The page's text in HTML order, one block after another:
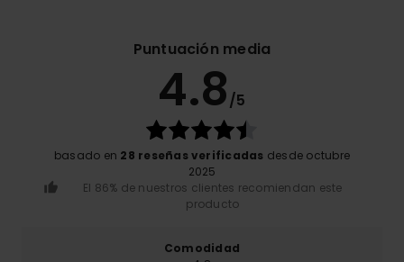
Puntuación media
4.8/5
basado en 28 reseñas verificadas desde octubre
2025
El 86% de nuestros clientes recomiendan este
producto
Comodidad